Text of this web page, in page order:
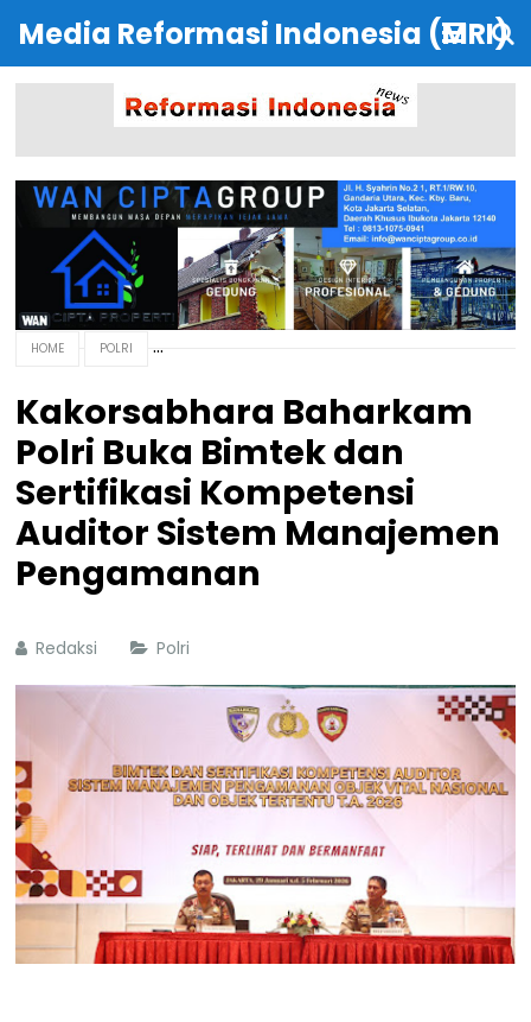
Media Reformasi Indonesia (MRI)
HOME POLRI
Kakorsabhara Baharkam
Polri Buka Bimtek dan
Sertifikasi Kompetensi
Auditor Sistem Manajemen
Pengamanan
Redaksi Polri